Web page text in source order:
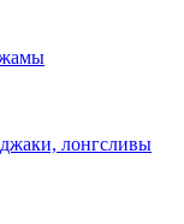
лонгсливы